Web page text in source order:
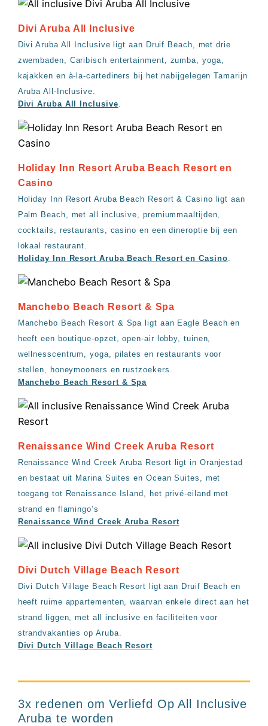
Divi Aruba All Inclusive
Divi Aruba All Inclusive ligt aan Druif Beach, met drie
zwembaden, Caribisch entertainment, zumba, yoga,
kajakken en à-la-cartediners bij het nabijgelegen Tamarijn
Aruba All-Inclusive.
Divi Aruba All Inclusive
Holiday Inn Resort Aruba Beach Resort en
Casino
Holiday Inn Resort Aruba Beach Resort & Casino ligt aan
Palm Beach, met all inclusive, premiummaaltijden,
cocktails, restaurants, casino en een dineroptie bij een
lokaal restaurant.
Holiday Inn Resort Aruba Beach Resort en Casino
Manchebo Beach Resort & Spa
Manchebo Beach Resort & Spa ligt aan Eagle Beach en
heeft een boutique-opzet, open-air lobby, tuinen,
wellnesscentrum, yoga, pilates en restaurants voor
stellen, honeymooners en rustzoekers.
Manchebo Beach Resort & Spa
Renaissance Wind Creek Aruba Resort
Renaissance Wind Creek Aruba Resort ligt in Oranjestad
en bestaat uit Marina Suites en Ocean Suites, met
toegang tot Renaissance Island, het privé-eiland met
strand en flamingo’s
Renaissance Wind Creek Aruba Resort
Divi Dutch Village Beach Resort
Divi Dutch Village Beach Resort ligt aan Druif Beach en
heeft ruime appartementen, waarvan enkele direct aan het
strand liggen, met all inclusive en faciliteiten voor
strandvakanties op Aruba.
Divi Dutch Village Beach Resort
3x redenen om Verliefd Op All Inclusive
Aruba te worden